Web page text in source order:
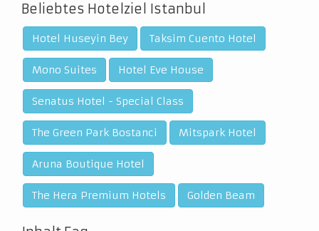
Beliebtes Hotelziel Istanbul
Hotel Huseyin Bey Taksim Cuento Hotel
Mono Suites Hotel Eve House
Senatus Hotel - Special Class
The Green Park Bostanci Mitspark Hotel
Aruna Boutique Hotel
The Hera Premium Hotels Golden Beam